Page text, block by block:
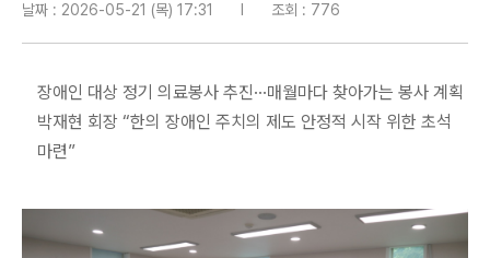
날짜 : 2026-05-21 (목) 17:31 조회 : 776
장애인 대상 정기 의료봉사 추진···매월마다 찾아가는 봉사 계획
박재현 회장 “한의 장애인 주치의 제도 안정적 시작 위한 초석
마련”